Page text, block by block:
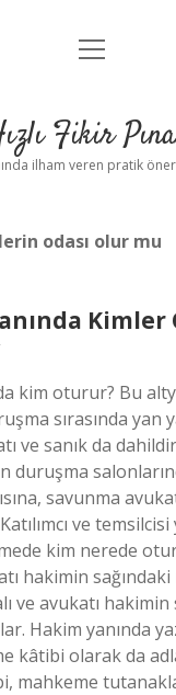
Anasayfa
Yasal Uyarı
menüyü
Fikir
ilham veren pratik
odası olur mu
kim oturur? Bu
sırasında yan
ve sanık da
duruşma
savunma
ve temsilcisi
kim nerede
hakimin
ve avukatı
Hakim yanında
kâtibi olarak da
mahkeme